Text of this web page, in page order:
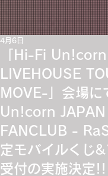
「Hi-Fi
LIVEHOUSE
MOVE-」会場に
Un!corn JAPAN
FANCLUB -
定モバイルくじ
受付の実施決定!!
4月6日